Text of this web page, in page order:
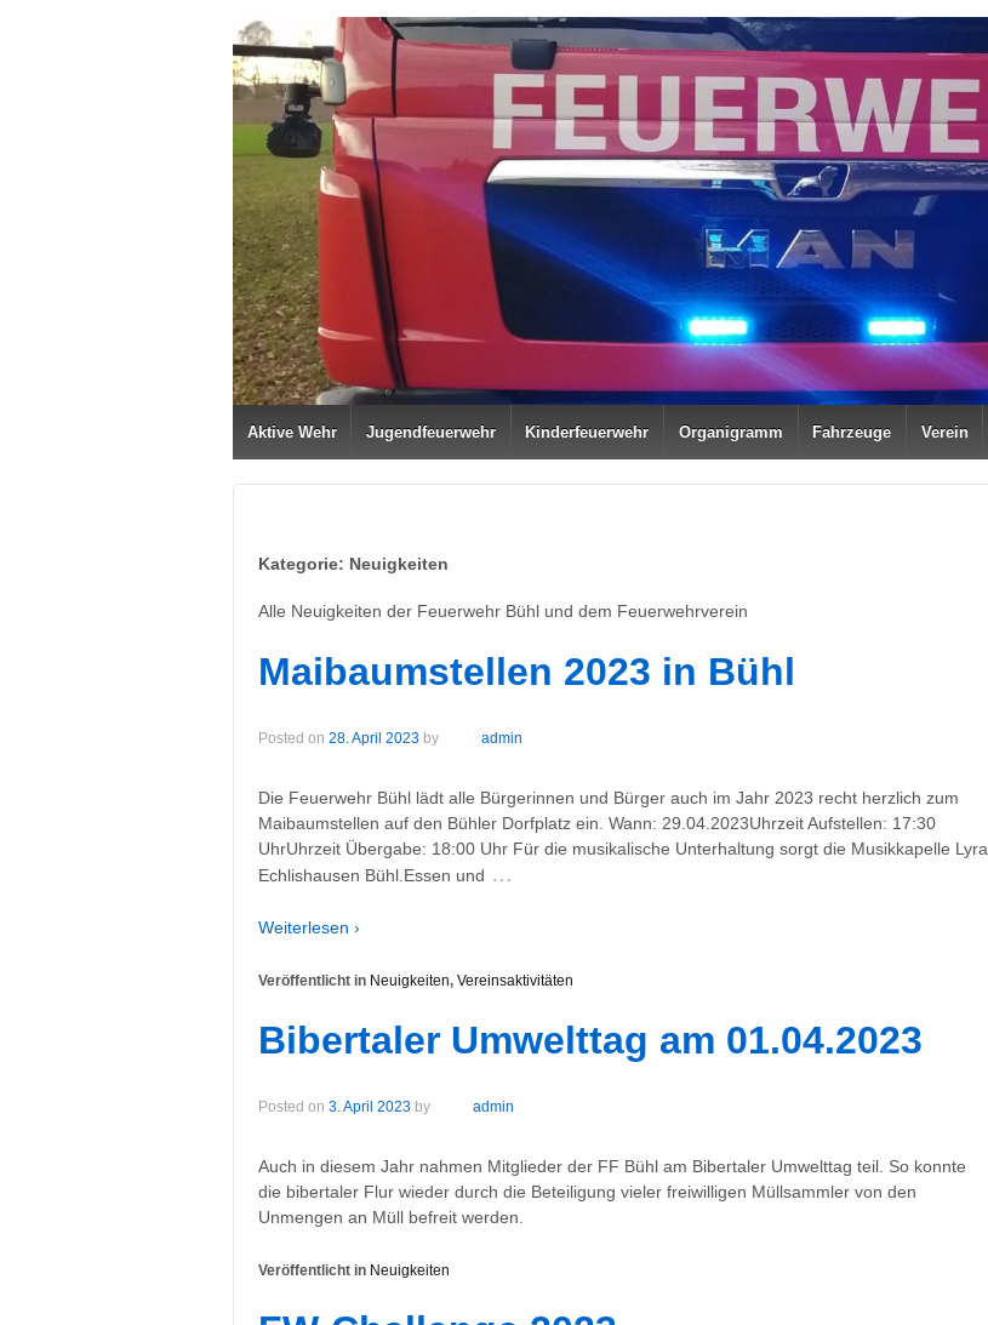
Aktive Wehr Jugendfeuerwehr Kinderfeuerwehr Organigramm Fahrzeuge Verein
Kategorie: Neuigkeiten
Alle Neuigkeiten der Feuerwehr Bühl und dem Feuerwehrverein
Maibaumstellen 2023 in Bühl
Posted on 28. April 2023 by admin
Die Feuerwehr Bühl lädt alle Bürgerinnen und Bürger auch im Jahr 2023 recht herzlich zum
Maibaumstellen auf den Bühler Dorfplatz ein. Wann: 29.04.2023Uhrzeit Aufstellen: 17:30
UhrUhrzeit Übergabe: 18:00 Uhr Für die musikalische Unterhaltung sorgt die Musikkapelle Lyra
Echlishausen Bühl.Essen und …
Weiterlesen ›
Veröffentlicht in Neuigkeiten, Vereinsaktivitäten
Bibertaler Umwelttag am 01.04.2023
Posted on 3. April 2023 by admin
Auch in diesem Jahr nahmen Mitglieder der FF Bühl am Bibertaler Umwelttag teil. So konnte
die bibertaler Flur wieder durch die Beteiligung vieler freiwilligen Müllsammler von den
Unmengen an Müll befreit werden.
Veröffentlicht in Neuigkeiten